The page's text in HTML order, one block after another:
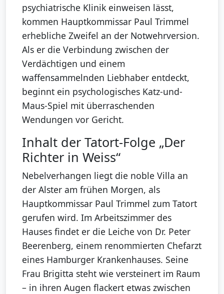
psychiatrische Klinik einweisen lässt,
kommen Hauptkommissar Paul Trimmel
erhebliche Zweifel an der Notwehrversion.
Als er die Verbindung zwischen der
Verdächtigen und einem
waffensammelnden Liebhaber entdeckt,
beginnt ein psychologisches Katz-und-
Maus-Spiel mit überraschenden
Wendungen vor Gericht.
Inhalt der Tatort-Folge „Der
Richter in Weiss“
Nebelverhangen liegt die noble Villa an
der Alster am frühen Morgen, als
Hauptkommissar Paul Trimmel zum Tatort
gerufen wird. Im Arbeitszimmer des
Hauses findet er die Leiche von Dr. Peter
Beerenberg, einem renommierten Chefarzt
eines Hamburger Krankenhauses. Seine
Frau Brigitta steht wie versteinert im Raum
– in ihren Augen flackert etwas zwischen